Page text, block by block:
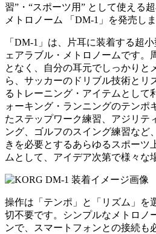
習”・“スポーツ用” として使える
メトロノーム 「DM-1」を発売しま
「DM-1」は、片耳に装着する超
ェアラブル・メトロノームです。
となく、自分の耳元でしっかりと
ら、サッカーのドリブル技術とリ
るトレーニング・アイテムとして
ォーキング・ランニングのテンポ
たステップワーク練習、アジリテ
ング、ゴルフのスイング練習など
きを必要とするあらゆるスポーツ
ムとして、アイデア次第で様々な
操作は「テンポ」と「リズム」を
切不要です。シンプルなメトロノ
ンで、スマートフォンとの接続も